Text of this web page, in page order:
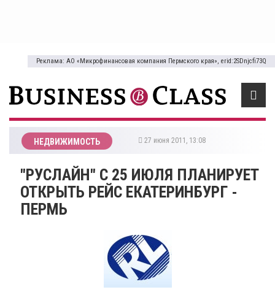
Реклама: АО «Микрофинансовая компания Пермского края», erid:2SDnjcfi73Q
НЕДВИЖИМОСТЬ 27 июня 2011, 13:08
"РУСЛАЙН" С 25 ИЮЛЯ ПЛАНИРУЕТ
ОТКРЫТЬ РЕЙС ЕКАТЕРИНБУРГ -
ПЕРМЬ